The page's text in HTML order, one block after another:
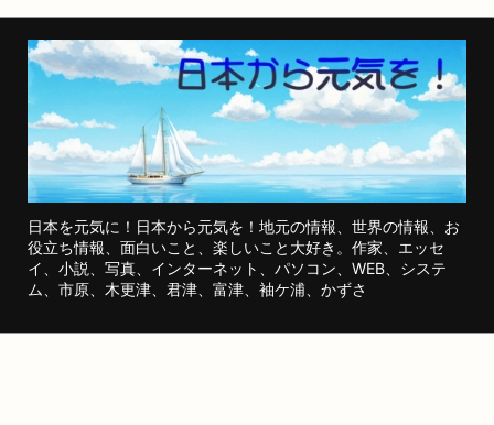
日本を元気に！日本から元気を！地元の情報、世界の情報、お
役立ち情報、面白いこと、楽しいこと大好き。作家、エッセ
イ、小説、写真、インターネット、パソコン、WEB、システ
ム、市原、木更津、君津、富津、袖ケ浦、かずさ